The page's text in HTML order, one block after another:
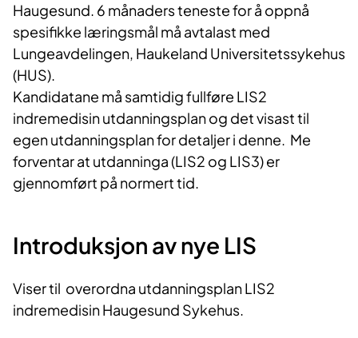
Haugesund. 6 månaders teneste for å oppnå
spesifikke læringsmål må avtalast med
Lungeavdelingen, Haukeland Universitetssykehus
(HUS).
Kandidatane må samtidig fullføre LIS2
indremedisin utdanningsplan og det visast til
egen utdanningsplan for detaljer i denne. Me
forventar at utdanninga (LIS2 og LIS3) er
gjennomført på normert tid.
Introduksjon av nye LIS
Viser til overordna utdanningsplan LIS2
indremedisin Haugesund Sykehus.